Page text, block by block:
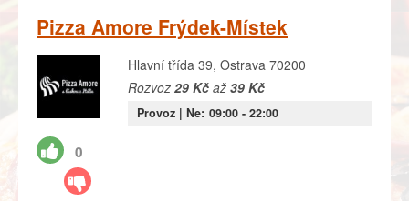
Pizza Amore Frýdek-Místek
0
Hlavní třída 39, Ostrava 70200
Rozvoz 29 Kčaž 39 Kč
Provoz | Ne: 09:00- 22:00